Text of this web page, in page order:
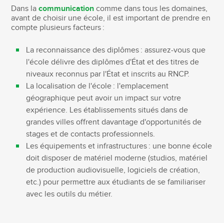
Dans lacommunication comme dans tous les domaines,
avant de choisir une école, il est important de prendre en
compte plusieurs facteurs :
La reconnaissance des diplômes : assurez-vous que
l'école délivre des diplômes d'État et des titres de
niveaux reconnus par l'État et inscrits au RNCP.
La localisation de l'école : l'emplacement
géographique peut avoir un impact sur votre
expérience. Les établissements situés dans de
grandes villes offrent davantage d'opportunités de
stages et de contacts professionnels.
Les équipements et infrastructures : une bonne école
doit disposer de matériel moderne (studios, matériel
de production audiovisuelle, logiciels de création,
etc.) pour permettre aux étudiants de se familiariser
avec les outils du métier.